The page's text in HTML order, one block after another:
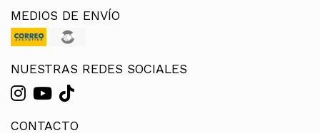
MEDIOS DE ENVÍO
NUESTRAS REDES SOCIALES
CONTACTO